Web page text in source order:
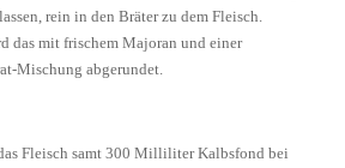
rein in den Bräter zu dem Fleisch.
das mit frischem Majoran und einer
Mischung abgerundet.
Fleisch samt 300 Milliliter Kalbsfond bei